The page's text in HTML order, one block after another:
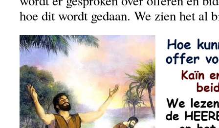
hoe dit wordt gedaan. We zien het al